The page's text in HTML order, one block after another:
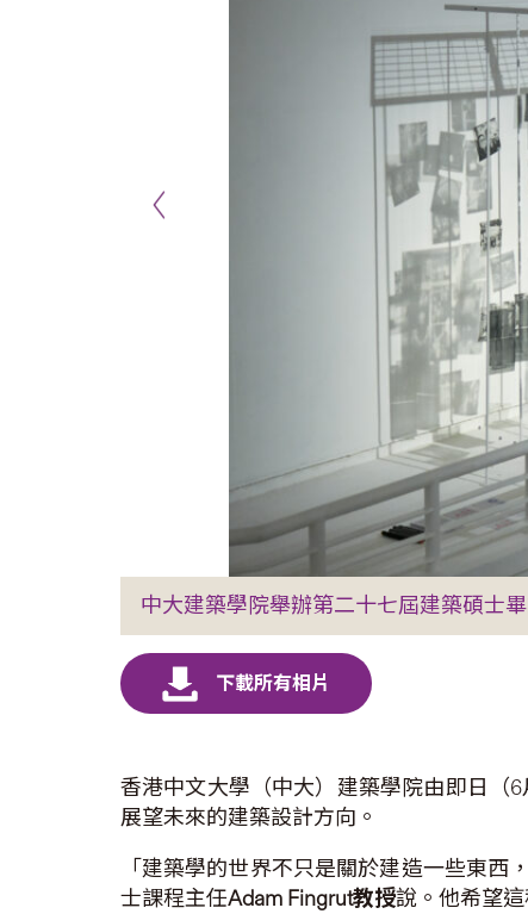
中大建築學院舉辦第二十七屆建築碩士
香港中文大學（中大）建築學院由即日（
展望未來的建築設計方向。
「建築學的世界不只是關於建造一些東
士課程主任Adam Fingrut教授說。他希望